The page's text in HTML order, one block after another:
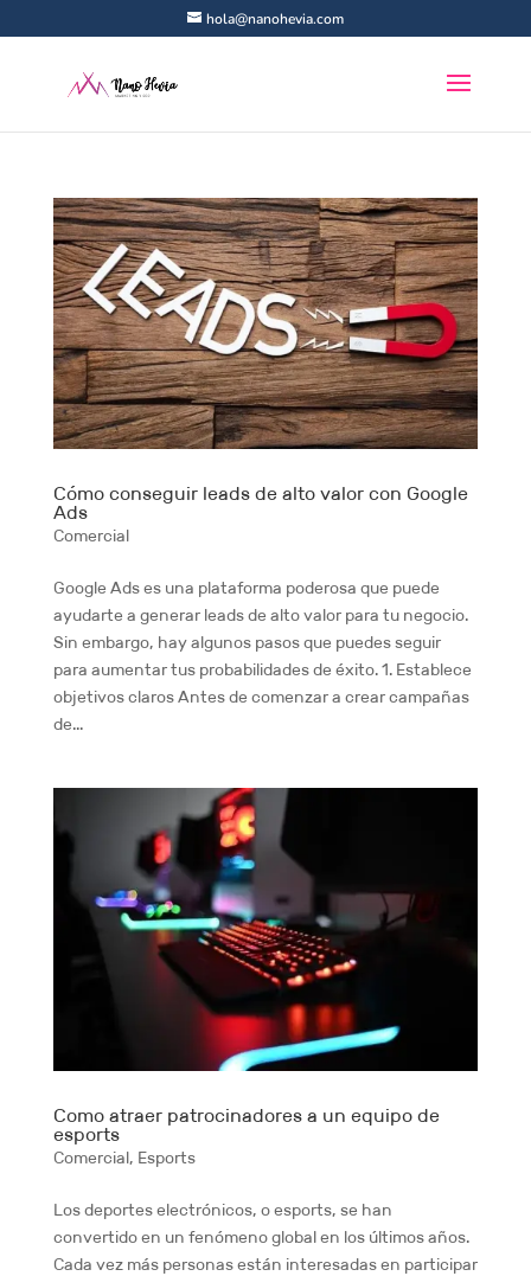
hola@nanohevia.com
Cómo conseguir leads de alto valor con Google
Ads
Comercial
Google Ads es una plataforma poderosa que puede
ayudarte a generar leads de alto valor para tu negocio.
Sin embargo, hay algunos pasos que puedes seguir
para aumentar tus probabilidades de éxito. 1. Establece
objetivos claros Antes de comenzar a crear campañas
de...
Como atraer patrocinadores a un equipo de
esports
Comercial, Esports
Los deportes electrónicos, o esports, se han
convertido en un fenómeno global en los últimos años.
Cada vez más personas están interesadas en participar